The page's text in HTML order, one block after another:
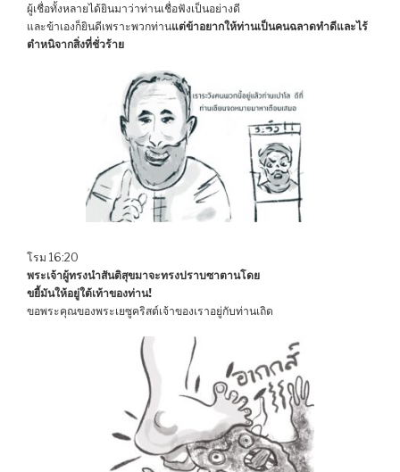
ผู้เชื่อทั้งหลายได้ยินมาว่าท่านเชื่อฟังเป็นอย่างดี
และข้าเองก็ยินดีเพราะพวกท่านแต่ข้าอยากให้ท่านเป็นคนฉลาดทำดีและไร้
ตำหนิจากสิ่งที่ชั่วร้าย
โรม 16:20
พระเจ้าผู้ทรงนำสันติสุขมาจะทรงปราบซาตานโดย
ขยี้มันให้อยู่ใต้เท้าของท่าน!
ขอพระคุณของพระเยซูคริสต์เจ้าของเราอยู่กับท่านเถิด